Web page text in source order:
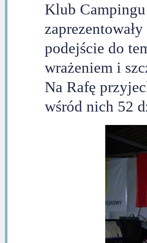
Klub
podejście do
wrażeniem i
Na Rafę
wśród nich 52